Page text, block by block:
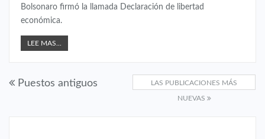
Bolsonaro firmó la llamada Declaración de libertad
económica.
LEE MAS...
Puestos antiguos LAS PUBLICACIONES MÁS
NUEVAS